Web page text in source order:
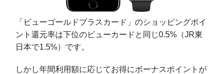
「ビューゴールドプラスカード」のショッピングポイ
ント還元率は下位のビューカードと同じ0.5%（JR東
日本で1.5%）です。
しかし年間利用額に応じてお得にボーナスポイントが